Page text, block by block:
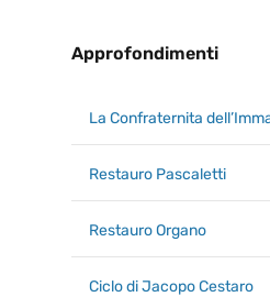
Approfondimenti
La Confraternita
Restauro Pascaletti
Restauro Organo
Ciclo di Jacopo Cestaro